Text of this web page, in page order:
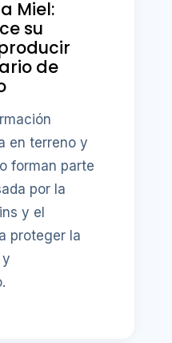
Miel:
su
de
en terreno y
forman parte
por la
y el
proteger la